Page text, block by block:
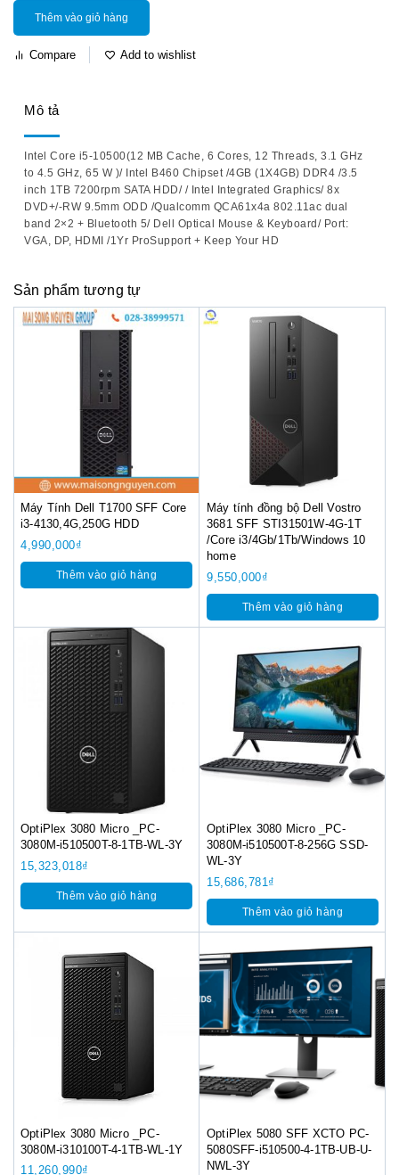
Thêm vào giỏ hàng
Compare Add to wishlist
Mô tả
Intel Core i5-10500(12 MB Cache, 6 Cores, 12 Threads, 3.1 GHz
to 4.5 GHz, 65 W )/ Intel B460 Chipset /4GB (1X4GB) DDR4 /3.5
inch 1TB 7200rpm SATA HDD/ / Intel Integrated Graphics/ 8x
DVD+/-RW 9.5mm ODD /Qualcomm QCA61x4a 802.11ac dual
band 2×2 + Bluetooth 5/ Dell Optical Mouse & Keyboard/ Port:
VGA, DP, HDMI /1Yr ProSupport + Keep Your HD
Sản phẩm tương tự
Máy Tính Dell T1700 SFF Core
i3-4130,4G,250G HDD
4,990,000₫
Thêm vào giỏ hàng
Máy tính đồng bộ Dell Vostro
3681 SFF STI31501W-4G-1T
/Core i3/4Gb/1Tb/Windows 10
home
9,550,000₫
Thêm vào giỏ hàng
OptiPlex 3080 Micro _PC-
3080M-i510500T-8-1TB-WL-3Y
15,323,018₫
Thêm vào giỏ hàng
OptiPlex 3080 Micro _PC-
3080M-i510500T-8-256G SSD-
WL-3Y
15,686,781 ₫
Thêm vào giỏ hàng
OptiPlex 3080 Micro _PC-
3080M-i310100T-4-1TB-WL-1Y
11,260,990₫
OptiPlex 5080 SFF XCTO PC-
5080SFF-i510500-4-1TB-UB-U-
NWL-3Y